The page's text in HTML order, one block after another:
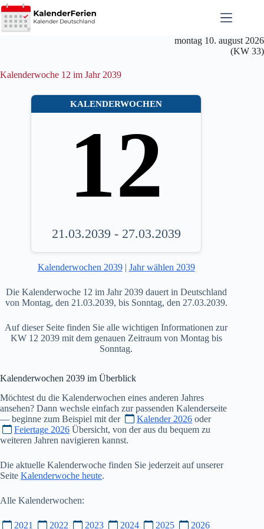
Zum
Inhalt
springen
montag 10. august 2026
(KW 33)
Kalenderwoche 12 im Jahr 2039
KALENDERWOCHEN
12
21.03.2039 - 27.03.2039
Kalenderwochen 2039| Jahr wählen 2039
Die Kalenderwoche 12 im Jahr 2039 dauert in Deutschland
von Montag, den 21.03.2039, bis Sonntag, den 27.03.2039.
Auf dieser Seite finden Sie alle wichtigen Informationen zur
KW 12 2039 mit dem genauen Zeitraum von Montag bis
Sonntag.
Kalenderwochen 2039 im Überblick
Möchtest du die Kalenderwochen eines anderen Jahres
ansehen? Dann wechsle einfach zur passenden Kalenderseite
— beginne zum Beispiel mit der
Kalender 2026 oder
Feiertage 2026 Übersicht, von der aus du bequem zu
weiteren Jahren navigieren kannst.
Die aktuelle Kalenderwoche finden Sie jederzeit auf unserer
Seite Kalenderwoche heute.
Alle Kalenderwochen:
2021 2022 2023 2024 2025 2026